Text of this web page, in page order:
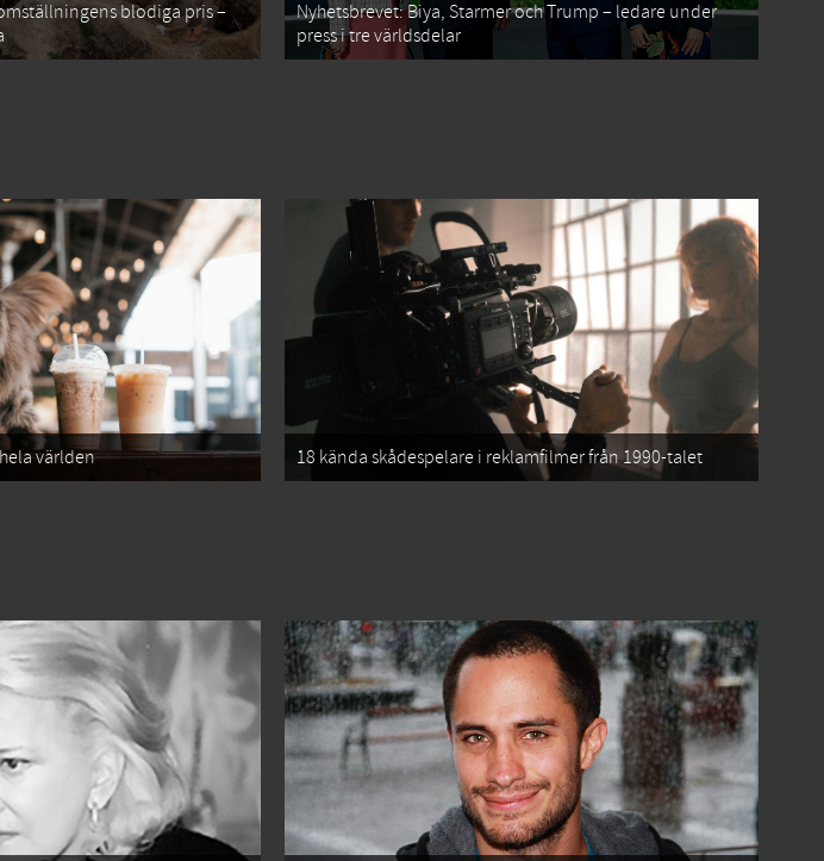
blodiga pris –
Nyhetsbrevet: Biya, Starmer och Trump – ledare under
press i tre världsdelar
världen 18 kända skådespelare i reklamfilmer från 1990-talet